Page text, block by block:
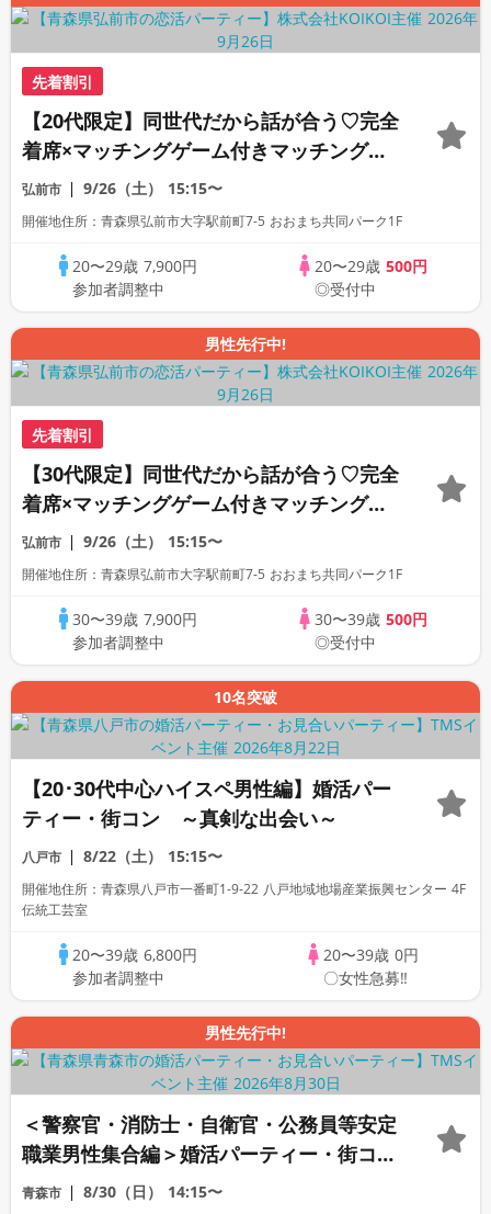
先着割引
【20代限定】同世代だから話が合う♡完全
着席×マッチングゲーム付きマッチングコ
ン
弘前市 9/26（土） 15:15〜
開催地住所：青森県弘前市大字駅前町7-5 おおまち共同パーク1F
20〜29歳 7,900円
参加者調整中
20〜29歳 500円
◎受付中
男性先行中!
先着割引
【30代限定】同世代だから話が合う♡完全
着席×マッチングゲーム付きマッチングコ
ン
弘前市 9/26（土） 15:15〜
開催地住所：青森県弘前市大字駅前町7-5 おおまち共同パーク1F
30〜39歳 7,900円
参加者調整中
30〜39歳 500円
◎受付中
10名突破
【20･30代中心ハイスペ男性編】婚活パー
ティー・街コン ～真剣な出会い～
八戸市 8/22（土） 15:15〜
開催地住所：青森県八戸市一番町1-9-22 八戸地域地場産業振興センター 4F
伝統工芸室
20〜39歳 6,800円
参加者調整中
20〜39歳 0円
〇女性急募‼
男性先行中!
＜警察官・消防士・自衛官・公務員等安定
職業男性集合編＞婚活パーティー・街コ
ン ～真剣な出会い～
青森市 8/30（日） 14:15〜